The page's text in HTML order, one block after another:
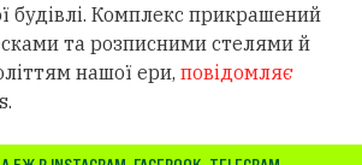
будівлі. Комплекс прикрашений
та розписними стелями й
нашої ери, повідомляє